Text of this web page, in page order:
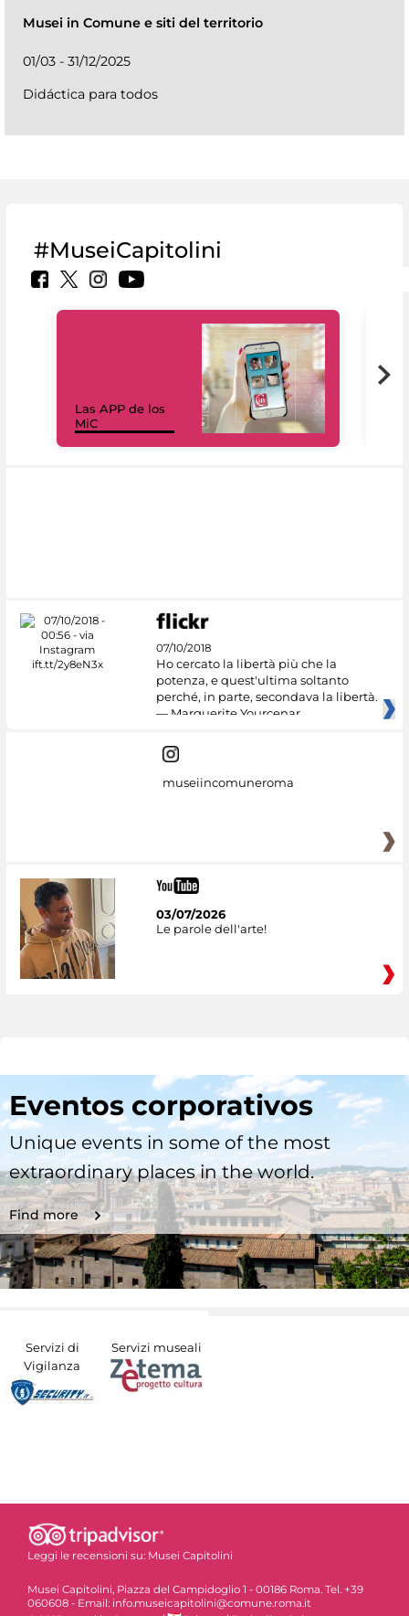
Musei in Comune e siti del territorio
01/03 - 31/12/2025
Didáctica para todos
#MuseiCapitolini
Las APP de los
MiC
07/10/2018
Ho cercato la libertà più che la
potenza, e quest'ultima soltanto
perché, in parte, secondava la libertà.
— Marguerite Yourcenar
museiincomuneroma
03/07/2026
Le parole dell'arte!
Eventos corporativos
Unique events in some of the most
extraordinary places in the world.
Find more
Servizi di
Vigilanza
Servizi museali
Leggi le recensioni su: Musei Capitolini
Musei Capitolini, Piazza del Campidoglio 1 - 00186 Roma. Tel. +39
060608 - Email: info.museicapitolini@comune.roma.it